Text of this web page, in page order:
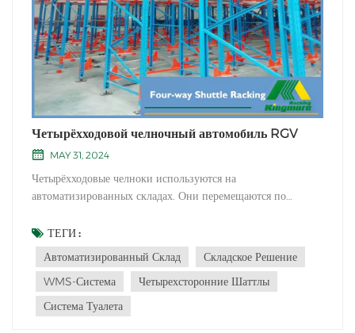
Четырёхходовой челночный автомобиль RGV
MAY 31, 2024
Четырёхходовые челноки используются на
автоматизированных складах. Они перемещаются по
все большее применение из-за своей высокой гибкости.
Четырехсторонние шаттлы могут перемещаться по
переулкам и этажам. Каждый четырехсторонний шаттл
может добра...
ТЕГИ :
Автоматизированный Склад
Складское Решение
WMS-Система
Четырехсторонние Шаттлы
Система Туалета